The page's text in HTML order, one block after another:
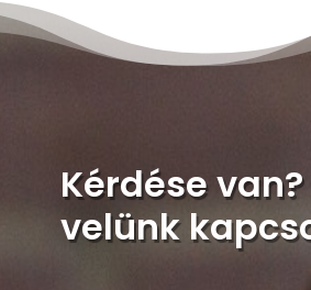
Kérdése
velünk